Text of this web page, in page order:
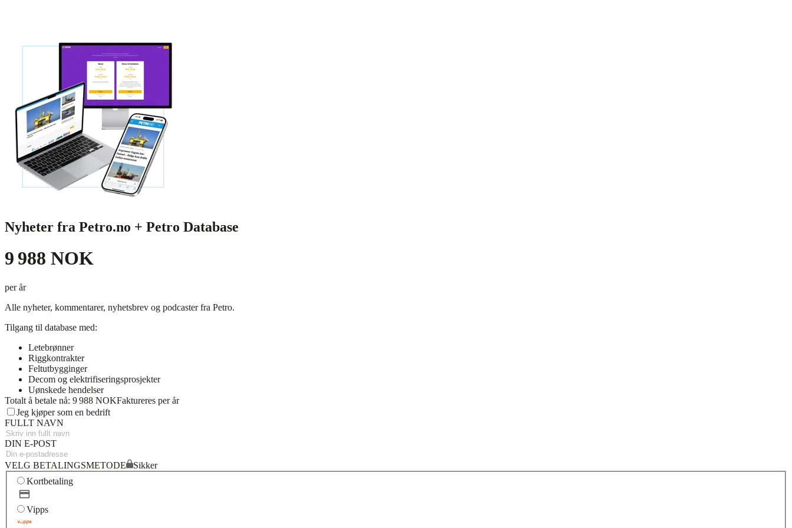
Nyheter fra Petro.no + Petro Database
9 988 NOK
per år
Alle nyheter, kommentarer, nyhetsbrev og podcaster fra Petro.
Tilgang til database med:
Letebrønner
Riggkontrakter
Feltutbygginger
Decom og elektrifiseringsprosjekter
Uønskede hendelser
Totalt å betale nå: 9 988 NOKFaktureres per år
Jeg kjøper som en bedrift
FULLT NAVN
DIN E-POST
VELG BETALINGSMETODE
Sikker
Kortbetaling
Vipps